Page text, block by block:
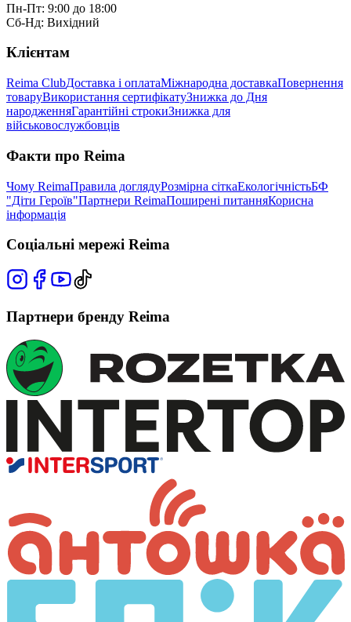
Пн-Пт: 9:00 до 18:00
Сб-Нд: Вихідний
Клієнтам
Reima ClubДоставка і оплатаМіжнародна доставкаПовернення
товаруВикористання сертифікатуЗнижка до Дня
народженняГарантійні строкиЗнижка для
військовослужбовців
Факти про Reima
Чому ReimaПравила доглядуРозмірна сіткаЕкологічністьБФ
"Діти Героїв"Партнери ReimaПоширені питанняКорисна
інформація
Соціальні мережі Reima
Партнери бренду Reima